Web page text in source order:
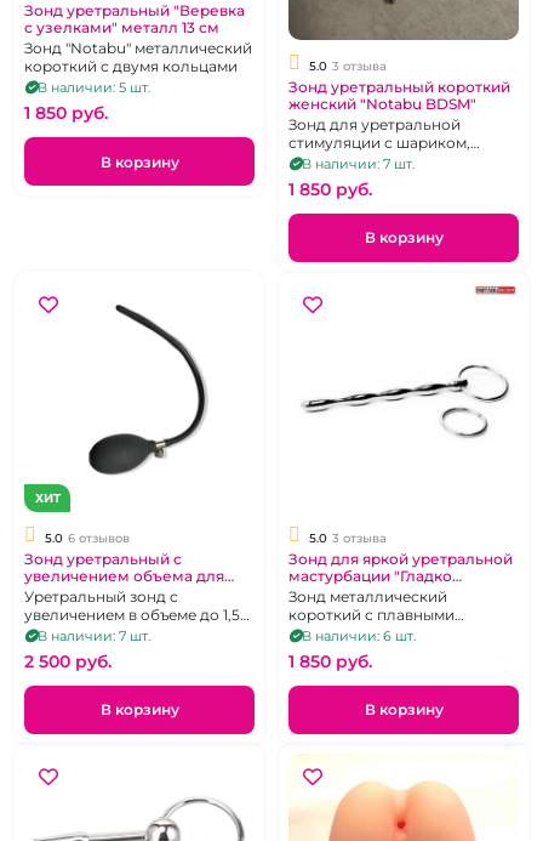
Зонд уретральный "Веревка
с узелками" металл 13 см
Зонд "Notabu" металлический
короткий с двумя кольцами
В наличии: 5 шт.
1 850 pуб.
В корзину
5.0 3 отзыва
Зонд уретральный короткий
женский "Notabu BDSM"
Зонд для уретральной
стимуляции с шариком,
металл
В наличии: 7 шт.
1 850 pуб.
В корзину
ХИТ
5.0 6 отзывов
Зонд уретральный с
увеличением объема для
продвинутого Медфетиша с
Грушей
Уретральный зонд с
увеличением в объеме до 1,5
см в диаметре
В наличии: 7 шт.
2 500 pуб.
В корзину
5.0 3 отзыва
Зонд для яркой уретральной
мастурбации "Гладко
стелишь - Жестко спать"
металл 13 см
Зонд металлический
короткий с плавными
переходамии с двумя
В наличии: 6 шт.
1 850 pуб.
В корзину